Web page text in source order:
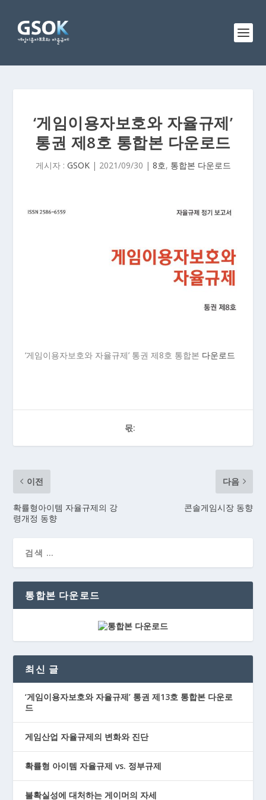
‘게임이용자보호와 자율규제’
통권 제8호 통합본 다운로드
게시자 : GSOK| 2021/09/30 | 8호, 통합본 다운로드
‘게임이용자보호와 자율규제’ 통권 제8호 통합본 다운로드
몫:
이전
확률형아이템 자율규제의 강
령개정 동향
다음
콘솔게임시장 동향
통합본 다운로드
최신 글
‘게임이용자보호와 자율규제’ 통권 제13호 통합본 다운로
드
게임산업 자율규제의 변화와 진단
확률형 아이템 자율규제 vs. 정부규제
불확실성에 대처하는 게이머의 자세